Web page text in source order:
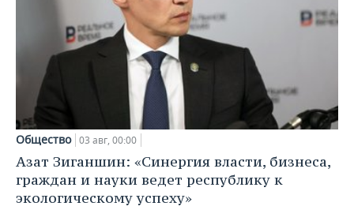
Общество 03 авг, 00:00
Азат Зиганшин: «Синергия власти, бизнеса,
граждан и науки ведет республику к
экологическому успеху»